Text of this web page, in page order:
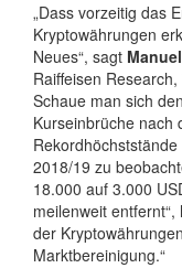
„Dass vorzeitig das
Kryptowährungen
Neues“, sagt
Raiffeisen
Schaue man sich
Kurseinbrüche nach
2018/19 zu
18.000 auf 3.000
meilenweit
der
Marktbereinigung.“